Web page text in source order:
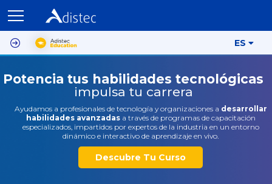
ES
Potencia tus habilidades tecnológicas
impulsa tu carrera
Ayudamos a profesionales de tecnología y organizaciones a desarrollar
habilidades avanzadasa través de programas de capacitación
especializados, impartidos por expertos de la industria en un entorno
dinámico e interactivo de aprendizaje en vivo.
Descubre Tu Curso